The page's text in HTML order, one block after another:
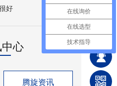
好
心
腾旋资讯
在线询价
在线选型
技术指导